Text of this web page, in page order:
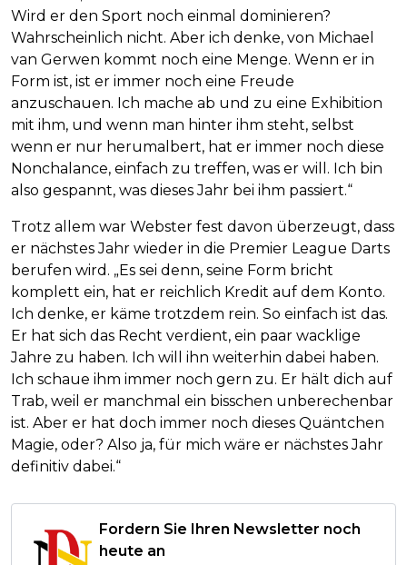
Wird er den Sport noch einmal dominieren?
Wahrscheinlich nicht. Aber ich denke, von Michael
van Gerwen kommt noch eine Menge. Wenn er in
Form ist, ist er immer noch eine Freude
anzuschauen. Ich mache ab und zu eine Exhibition
mit ihm, und wenn man hinter ihm steht, selbst
wenn er nur herumalbert, hat er immer noch diese
Nonchalance, einfach zu treffen, was er will. Ich bin
also gespannt, was dieses Jahr bei ihm passiert.“
Trotz allem war Webster fest davon überzeugt, dass
er nächstes Jahr wieder in die Premier League Darts
berufen wird. „Es sei denn, seine Form bricht
komplett ein, hat er reichlich Kredit auf dem Konto.
Ich denke, er käme trotzdem rein. So einfach ist das.
Er hat sich das Recht verdient, ein paar wacklige
Jahre zu haben. Ich will ihn weiterhin dabei haben.
Ich schaue ihm immer noch gern zu. Er hält dich auf
Trab, weil er manchmal ein bisschen unberechenbar
ist. Aber er hat doch immer noch dieses Quäntchen
Magie, oder? Also ja, für mich wäre er nächstes Jahr
definitiv dabei.“
Fordern Sie Ihren Newsletter noch
heute an